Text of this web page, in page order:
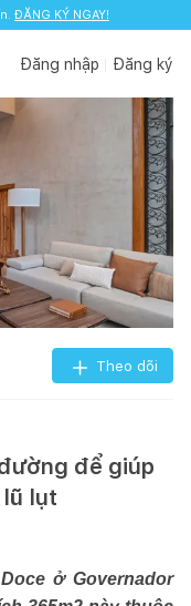
ĐĂNG KÝ NGAY!
Đăng nhập Đăng ký
Theo dõi
để giúp
lụt
ở Governador